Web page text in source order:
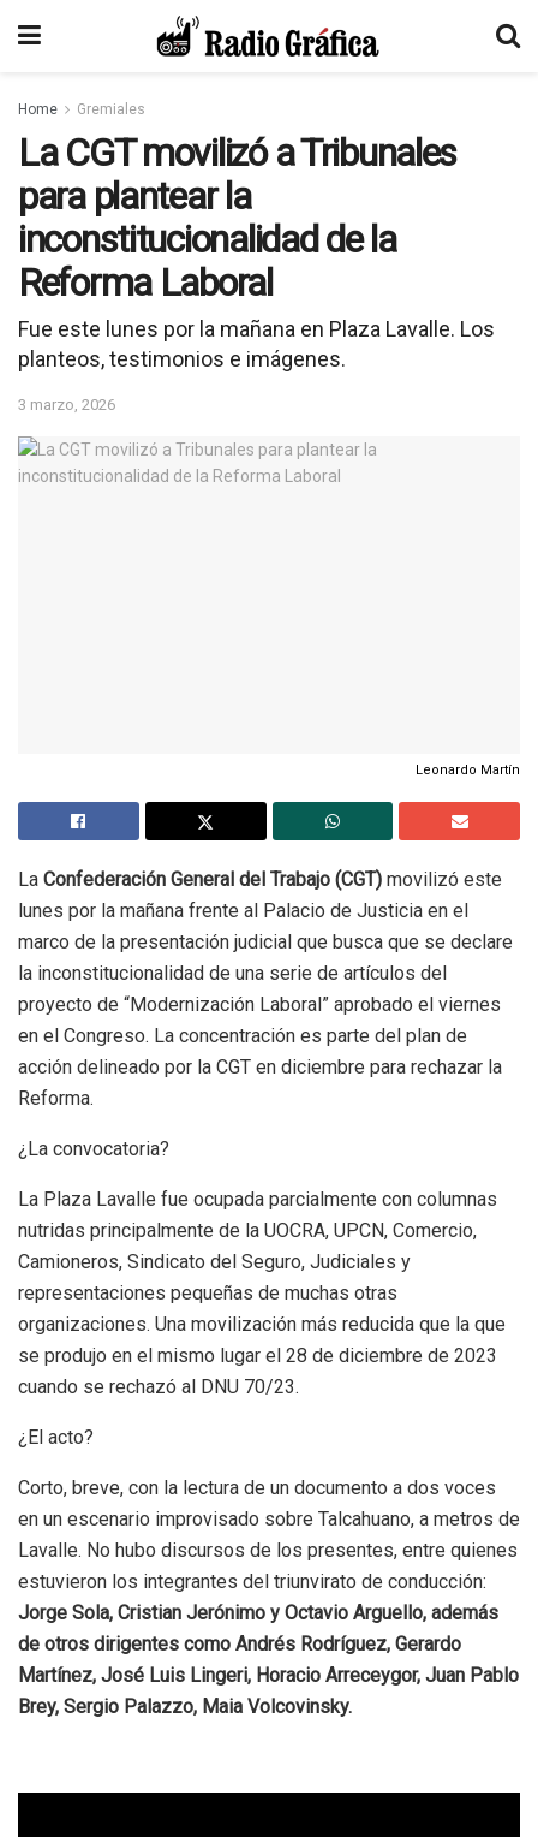
Home Gremiales
La CGT movilizó a Tribunales
para plantear la
inconstitucionalidad de la
Reforma Laboral
Fue este lunes por la mañana en Plaza Lavalle. Los
planteos, testimonios e imágenes.
3 marzo, 2026
Leonardo Martín
La Confederación General del Trabajo (CGT) movilizó este
lunes por la mañana frente al Palacio de Justicia en el
marco de la presentación judicial que busca que se declare
la inconstitucionalidad de una serie de artículos del
proyecto de “Modernización Laboral” aprobado el viernes
en el Congreso. La concentración es parte del plan de
acción delineado por la CGT en diciembre para rechazar la
Reforma.
¿La convocatoria?
La Plaza Lavalle fue ocupada parcialmente con columnas
nutridas principalmente de la UOCRA, UPCN, Comercio,
Camioneros, Sindicato del Seguro, Judiciales y
representaciones pequeñas de muchas otras
organizaciones. Una movilización más reducida que la que
se produjo en el mismo lugar el 28 de diciembre de 2023
cuando se rechazó al DNU 70/23.
¿El acto?
Corto, breve, con la lectura de un documento a dos voces
en un escenario improvisado sobre Talcahuano, a metros de
Lavalle. No hubo discursos de los presentes, entre quienes
estuvieron los integrantes del triunvirato de conducción:
Jorge Sola, Cristian Jerónimo y Octavio Arguello, además
de otros dirigentes como Andrés Rodríguez, Gerardo
Martínez, José Luis Lingeri, Horacio Arreceygor, Juan Pablo
Brey, Sergio Palazzo, Maia Volcovinsky.